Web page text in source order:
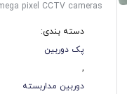
pixel CCTV cameras
دسته بندی:
پک دوربین
,
دوربین مداربسته